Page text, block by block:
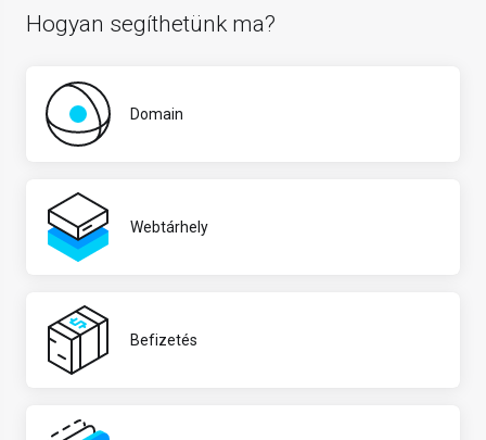
Hogyan segíthetünk ma?
Domain
Webtárhely
Befizetés